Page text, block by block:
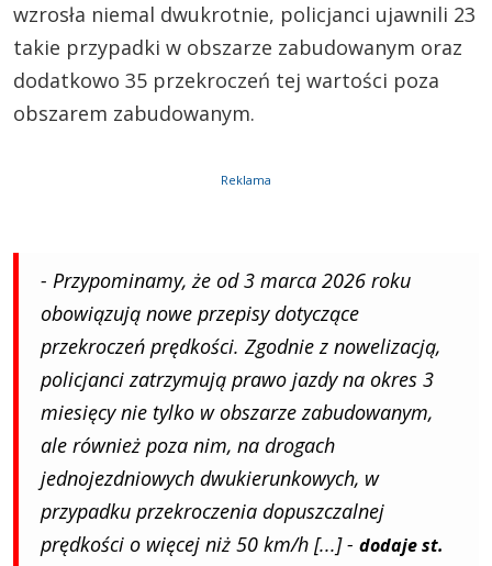
wzrosła niemal dwukrotnie, policjanci ujawnili 23
takie przypadki w obszarze zabudowanym oraz
dodatkowo 35 przekroczeń tej wartości poza
obszarem zabudowanym.
Reklama
- Przypominamy, że od 3 marca 2026 roku
obowiązują nowe przepisy dotyczące
przekroczeń prędkości. Zgodnie z nowelizacją,
policjanci zatrzymują prawo jazdy na okres 3
miesięcy nie tylko w obszarze zabudowanym,
ale również poza nim, na drogach
jednojezdniowych dwukierunkowych, w
przypadku przekroczenia dopuszczalnej
prędkości o więcej niż 50 km/h [...] - dodaje st.